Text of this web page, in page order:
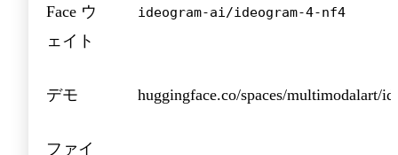
Face ウ
ェイト
ideogram-ai/ideogram-4-nf4
デモ huggingface.co/spaces/multimodalart/
ファイ